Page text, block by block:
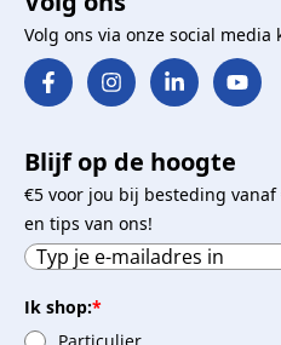
Volg ons via onze social media
Blijf op de hoogte
€5 voor jou bij besteding
en tips van ons!
Ik shop:*